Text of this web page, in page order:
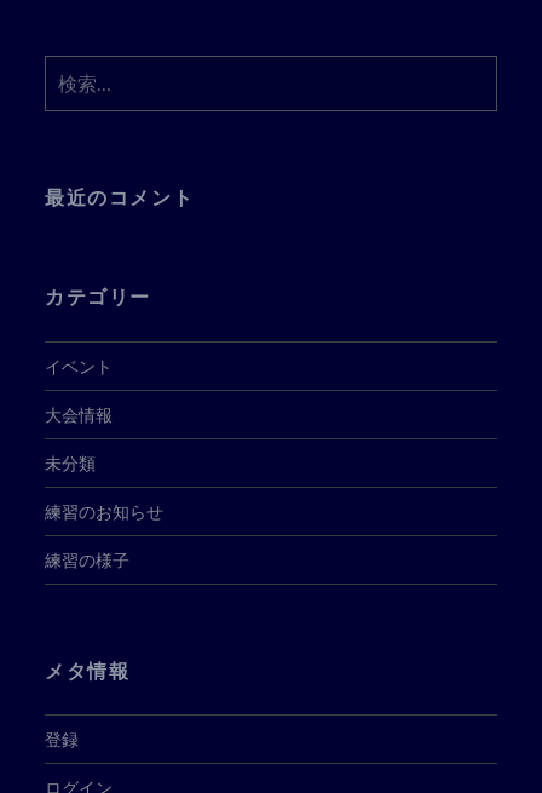
索:
最近のコメント
カテゴリー
イベント
大会情報
未分類
練習のお知らせ
練習の様子
メタ情報
登録
ログイン